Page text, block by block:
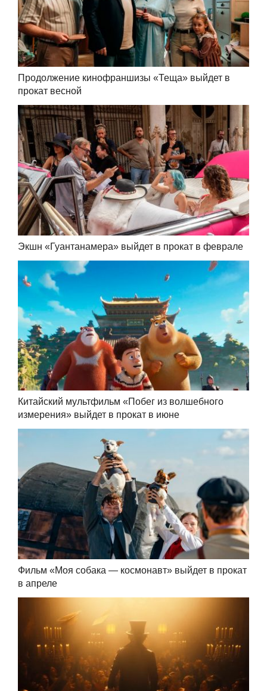
Продолжение кинофраншизы «Теща» выйдет в
прокат весной
Экшн «Гуантанамера» выйдет в прокат в феврале
Китайский мультфильм «Побег из волшебного
измерения» выйдет в прокат в июне
Фильм «Моя собака — космонавт» выйдет в прокат
в апреле